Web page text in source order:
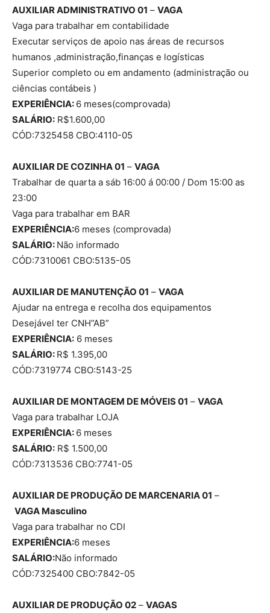
AUXILIAR ADMINISTRATIVO 01 – VAGA
Vaga para trabalhar em contabilidade
Executar serviços de apoio nas áreas de recursos
humanos ,administração,finanças e logísticas
Superior completo ou em andamento (administração ou
ciências contábeis )
EXPERIÊNCIA: 6 meses(comprovada)
SALÁRIO: R$1.600,00
CÓD:7325458 CBO:4110-05
AUXILIAR DE COZINHA 01 – VAGA
Trabalhar de quarta a sáb 16:00 á 00:00 / Dom 15:00 as
23:00
Vaga para trabalhar em BAR
EXPERIÊNCIA:6 meses (comprovada)
SALÁRIO: Não informado
CÓD:7310061 CBO:5135-05
AUXILIAR DE MANUTENÇÃO 01 – VAGA
Ajudar na entrega e recolha dos equipamentos
Desejável ter CNH”AB”
EXPERIÊNCIA: 6 meses
SALÁRIO: R$ 1.395,00
CÓD:7319774 CBO:5143-25
AUXILIAR DE MONTAGEM DE MÓVEIS 01 – VAGA
Vaga para trabalhar LOJA
EXPERIÊNCIA: 6 meses
SALÁRIO: R$ 1.500,00
CÓD:7313536 CBO:7741-05
AUXILIAR DE PRODUÇÃO DE MARCENARIA 01 –
VAGA Masculino
Vaga para trabalhar no CDI
EXPERIÊNCIA:6 meses
SALÁRIO:Não informado
CÓD:7325400 CBO:7842-05
AUXILIAR DE PRODUÇÃO 02 – VAGAS